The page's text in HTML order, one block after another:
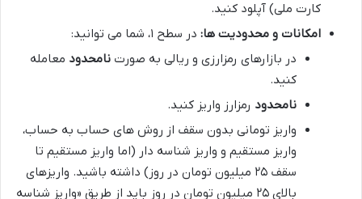
کارت ملی) آپلود کنید.
امکانات و محدودیت ها: در سطح ۱، شما می توانید:
در بازارهای رمزارزی و ریالی به صورت نامحدود معامله
کنید.
نامحدود رمزارز واریز کنید.
واریز تومانی بدون سقف از روش های حساب به حساب،
واریز مستقیم و واریز شناسه دار (اما واریز مستقیم تا
سقف ۲۵ میلیون تومان در روز) داشته باشید. واریزهای
بالای ۲۵ میلیون تومان در روز باید از طریق «واریز شناسه